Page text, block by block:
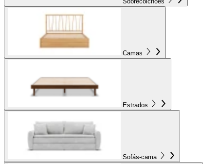
Camas
Estrados
Sofás-cama